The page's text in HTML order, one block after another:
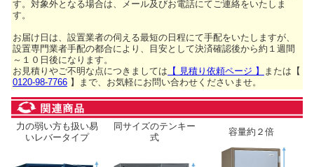
す。対象外となる場合は、メール及びお電話にてご連絡をいたしま
す。
お届け日は、設置業者の伺える最短の日程にて手配をいたしますが、
設置専門業者手配の都合により、目安として決済確認後から約１週間
～１０日後になります。
お見積りやご不明な点につきましては 【 見積り依頼ページ 】
または【
0120-98-7766 】まで、お気軽にお問い合わせくださいませ。
力の弱い方も扱い易
いレバータイプ
同サイズのテンキー
式
容量約２倍